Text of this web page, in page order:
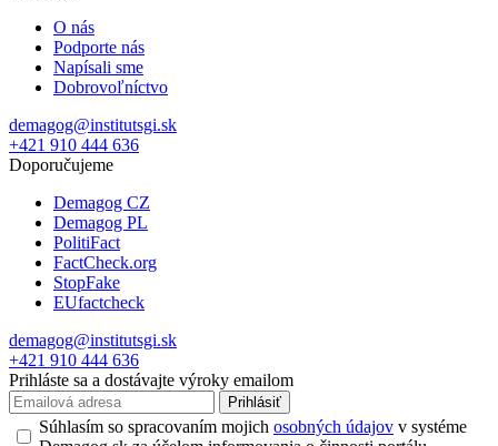
O nás
Podporte nás
Napísali sme
Dobrovoľníctvo
demagog@institutsgi.sk
+421 910 444 636
Doporučujeme
Demagog CZ
Demagog PL
PolitiFact
FactCheck.org
StopFake
EUfactcheck
demagog@institutsgi.sk
+421 910 444 636
Prihláste sa a dostávajte výroky emailom
Prihlásiť
Súhlasím so spracovaním mojich osobných údajov v systéme